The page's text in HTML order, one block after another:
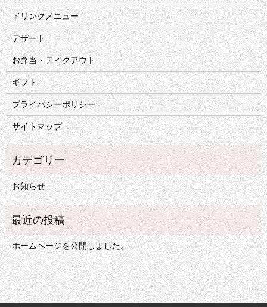
ドリンクメニュー
デザート
お弁当・テイクアウト
ギフト
プライバシーポリシー
サイトマップ
お知らせ
ホームページを公開しました。